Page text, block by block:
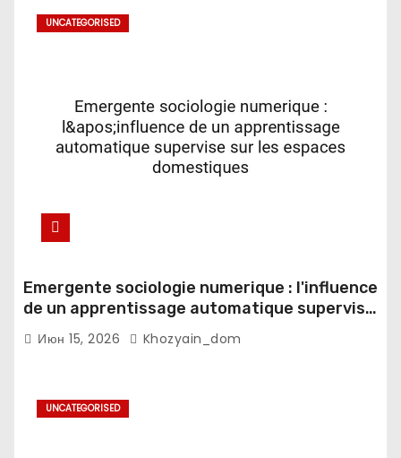
UNCATEGORISED
Emergente sociologie numerique : l'influence
de un apprentissage automatique supervise
sur les espaces domestiques
Июн 15, 2026 Khozyain_dom
UNCATEGORISED